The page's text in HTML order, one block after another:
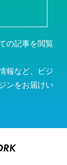
の記事を閲覧
報など、ビジ
ンをお届けい